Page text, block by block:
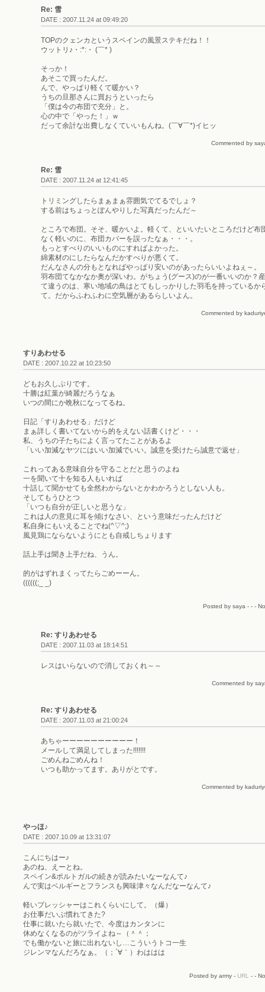
Re: 雪
DATE : 2007.11.24 at 09:49:20
TOPのクェンカというスペインの風景ステキだね！！
ウットリ♪・:*:・ (￣* )
そっか！
あそこで買ったんだ。
んで、やっぱり軽くて暖かい？
うちの旦那さんに買おうといったら
「僕は今の布団で充分」と。
心の中で「やった！」ｗ
だって余計な出費しなくていいもんね。(￣∀￣*)イヒッ
Commented by
Re: 雪
DATE : 2007.11.24 at 12:41:45
トリミングしたらまぁまぁ雰囲気でてるでしょ？
する前はちょっとぽんやりした写真だったんだ～
ところで布団。そそ、暖かいよ。軽くて、といいたいところだけど布
なく軽いのに、布団カバーを誤ったなぁ・・・。
もっとすべりのいいものにすればよかった。
綿素材のにしたらなんだかすべりが悪くて。
だんなさんの分もとなればやっぱり安いのがあったらいいよねぇ～。
羽布団てなかなか奥が深いわ。がちょう(グース)のが一番いいのか？
て違うのは、寒い地域の鳥はとてもしっかりした羽毛を持っているか
て。だからふわふわに空気層があるらしいよん。
Commented by
すりあわせる
DATE : 2007.10.22 at 10:23:50
どもお久しぶりです。
十勝は紅葉が綺麗だろうなぁ
いつの間にか晩秋になってるね。
日記「すりあわせる」だけど
まぁ詳しく書いてないから的をえない話書くけど・・・
私、うちの子たちによく言ってたことがあるよ
「いい加減なヤツにはいい加減でいい。誠意を受けたら誠意で返せ」
これってある意味自分を守ることだと思うのよね
一を聞いて十を知る人もいれば
十話して聞かせても全然わからないとかわかろうとしない人も。
そしてもうひとつ
「いつも自分が正しいと思うな」
これは人の意見に耳を傾けなさい、という意味だったんだけど
私自身にもいえることでね(^▽^;)
風見鶏にならないようにとも自戒しちょります
話上手は聞き上手だね、うん。
的がはずれまくってたらごめーーん。
((((((;_ _)
Posted by saya - - -
Re: すりあわせる
DATE : 2007.11.03 at 18:14:51
レスはいらないので消しておくれ～～
Commented by
Re: すりあわせる
DATE : 2007.11.03 at 21:00:24
あちゃーーーーーーーーーー！
メールして満足してしまった!!!!!!!
ごめんねごめんね！
いつも助かってます。ありがとです。
Commented by
やっほ♪
DATE : 2007.10.09 at 13:31:07
こんにちはー♪
あのね、えーとね。
スペイン&ポルトガルの続きが読みたいなーなんて♪
んで実はベルギーとフランスも興味津々なんだなーなんて♪
軽いプレッシャーはこれくらいにして。（爆）
お仕事だいぶ慣れてきた?
仕事に就いたら就いたで、今度はカンタンに
休めなくなるのがツライよね～（＾＾；
でも働かないと旅に出れないし…こういうトコ一生
ジレンマなんだろなぁ。（；´∀｀）わははは
Posted by army - URL - -